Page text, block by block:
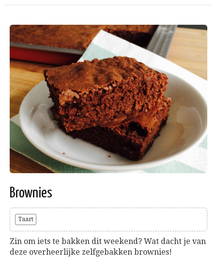
Brownies
Taart
Zin om iets te bakken dit weekend? Wat dacht je van
deze overheerlijke zelfgebakken brownies!